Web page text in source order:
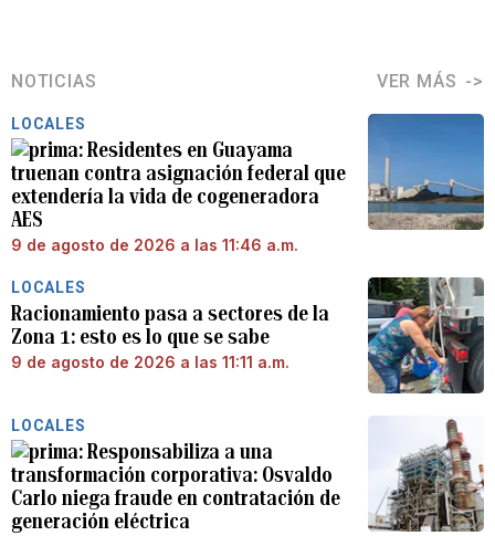
NOTICIAS VER MÁS
LOCALES
Residentes en Guayama
truenan contra asignación federal que
extendería la vida de cogeneradora
AES
9 de agosto de 2026 a las 11:46 a.m.
LOCALES
Racionamiento pasa a sectores de la
Zona 1: esto es lo que se sabe
9 de agosto de 2026 a las 11:11 a.m.
LOCALES
Responsabiliza a una
transformación corporativa: Osvaldo
Carlo niega fraude en contratación de
generación eléctrica